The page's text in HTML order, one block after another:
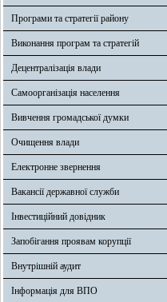
Програми та стратегії району
Виконання програм та стратегій
Децентралізація влади
Самоорганізація населення
Вивчення громадської думки
Очищення влади
Електронне звернення
Вакансії державної служби
Інвестиційний довідник
Запобігання проявам корупції
Внутрішній аудит
Інформація для ВПО